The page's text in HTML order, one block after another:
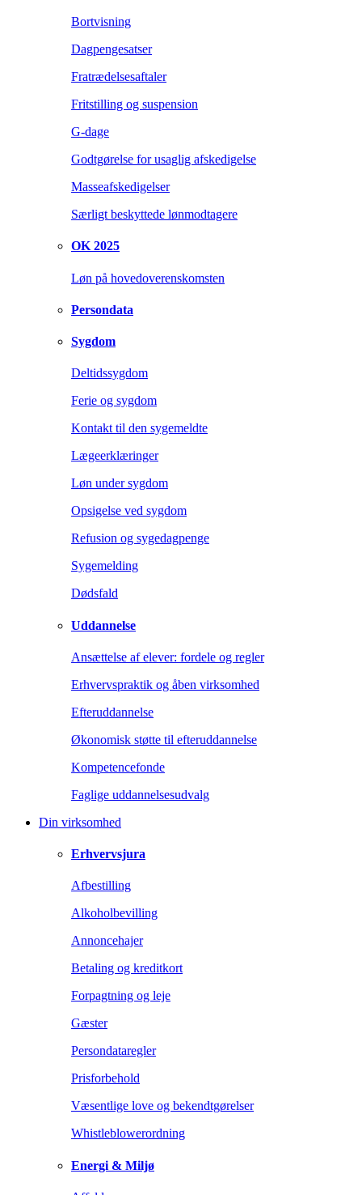
Bortvisning
Dagpengesatser
Fratrædelsesaftaler
Fritstilling og suspension
G-dage
Godtgørelse for usaglig afskedigelse
Masseafskedigelser
Særligt beskyttede lønmodtagere
OK 2025
Løn på hovedoverenskomsten
Persondata
Sygdom
Deltidssygdom
Ferie og sygdom
Kontakt til den sygemeldte
Lægeerklæringer
Løn under sygdom
Opsigelse ved sygdom
Refusion og sygedagpenge
Sygemelding
Dødsfald
Uddannelse
Ansættelse af elever: fordele og regler
Erhvervspraktik og åben virksomhed
Efteruddannelse
Økonomisk støtte til efteruddannelse
Kompetencefonde
Faglige uddannelsesudvalg
Din virksomhed
Erhvervsjura
Afbestilling
Alkoholbevilling
Annoncehajer
Betaling og kreditkort
Forpagtning og leje
Gæster
Persondataregler
Prisforbehold
Væsentlige love og bekendtgørelser
Whistleblowerordning
Energi & Miljø